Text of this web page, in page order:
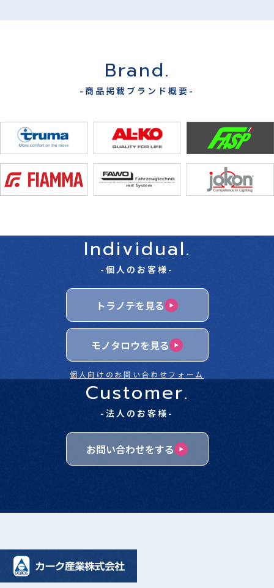
Brand.
-商品掲載ブランド概要-
Individual.
-個人のお客様-
トラノテを見る
モノタロウを見る
個人向けのお問い合わせフォーム
Customer.
-法人のお客様-
お問い合わせをする